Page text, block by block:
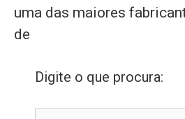
uma das maiores
de
Digite o que procura: